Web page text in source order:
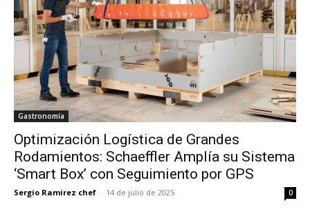
Gastronomía
Optimización Logística de Grandes
Rodamientos: Schaeffler Amplía su Sistema
‘Smart Box’ con Seguimiento por GPS
Sergio Ramirez chef - 14 de julio de 2025 0